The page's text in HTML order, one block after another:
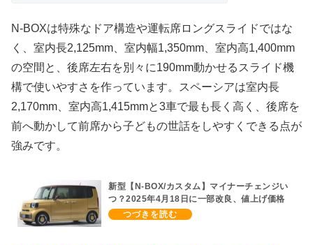
N-BOXは特殊なドア構造や運転席ロングスライドではな
く、室内長2,125mm、室内幅1,350mm、室内高1,400mm
の空間と、後席左右を別々に190mm動かせるスライド機
構で使いやすさを作っています。スペーシアは室内長
2,170mm、室内高1,415mmと3車で最も長く高く、後席を
前へ動かして前席から子どもの世話をしやすくできる点が
強みです。
新型【N-BOX/カスタム】マイナーチェンジい
つ？2025年4月18日に一部改良、値上げ価格
表、消費税込み車両本体価格1,739,100～